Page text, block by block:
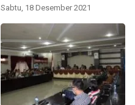
Sabtu, 18 Desember 2021